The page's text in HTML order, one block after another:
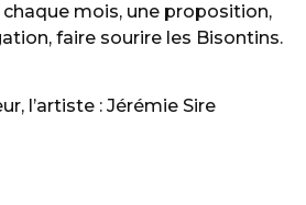
mois, une proposition,
faire sourire les Bisontins.
l’artiste : Jérémie Sire